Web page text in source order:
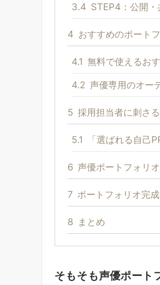
3.4 STEP4：公開・
4 おすすめのポート
4.1 無料で使えるお
4.2 声優専用のオー
5 採用担当者に刺さ
5.1 「選ばれる自己
6 声優ポートフォリ
7 ポートフォリオ完
8 まとめ
そもそも声優ポート